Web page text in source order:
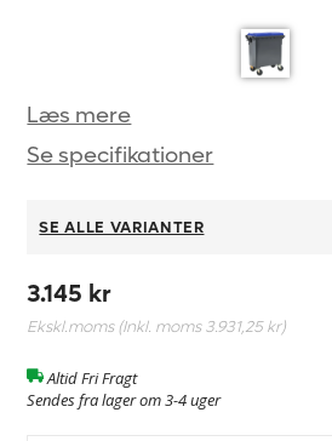
Læs mere
Se specifikationer
SE ALLE VARIANTER
3.145 kr
Ekskl.moms (Inkl. moms3.931,25 kr)
Altid Fri Fragt
Sendes fra lager om 3-4 uger